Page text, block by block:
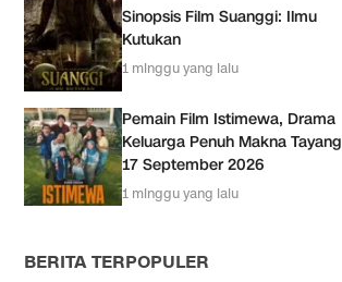
Sinopsis Film Suanggi: Ilmu
Kutukan
1 minggu yang lalu
Pemain Film Istimewa, Drama
Keluarga Penuh Makna Tayang
17 September 2026
1 minggu yang lalu
BERITA TERPOPULER